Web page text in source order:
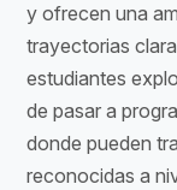
y ofrecen una
trayectorias
estudiantes
de pasar a
donde pueden
reconocidas a